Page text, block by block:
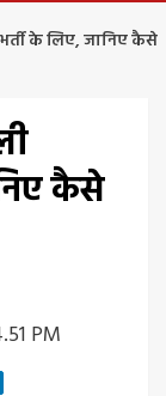
के लिए, जानिए कैसे
कैसे